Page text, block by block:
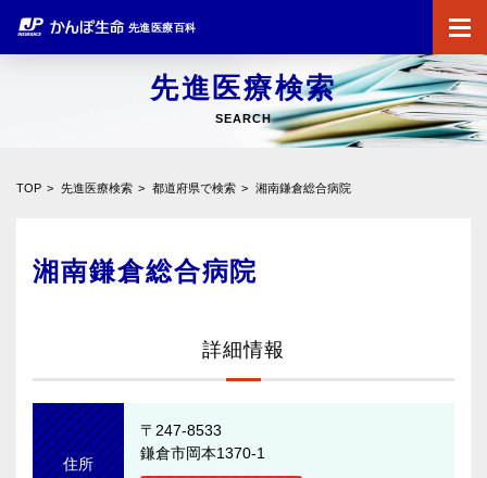
先進医療百科
先進医療検索
SEARCH
TOP 先進医療検索 都道府県で検索 湘南鎌倉総合病院
湘南鎌倉総合病院
詳細情報
住所
〒247-8533
鎌倉市岡本1370-1